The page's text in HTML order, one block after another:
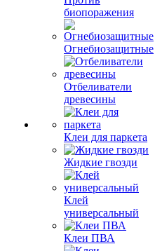
биопоражения
Огнебиозащитные
Отбеливатели
древесины
Клеи для паркета
Жидкие гвозди
Клей
универсальный
Клеи ПВА